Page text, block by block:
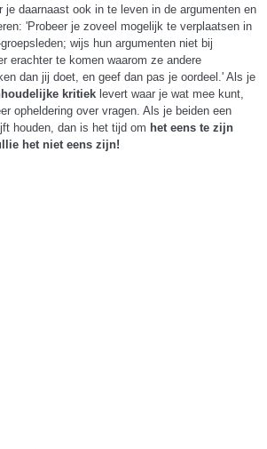
je daarnaast ook in te leven in de argumenten en
'Probeer je zoveel mogelijk te verplaatsen in
wijs hun argumenten niet bij
erachter te komen waarom ze andere
dan jij doet, en geef dan pas je oordeel.' Als je
kritiek levert waar je wat mee kunt,
opheldering over vragen. Als je beiden een
houden, dan is het tijd om het eens te zijn
het niet eens zijn!